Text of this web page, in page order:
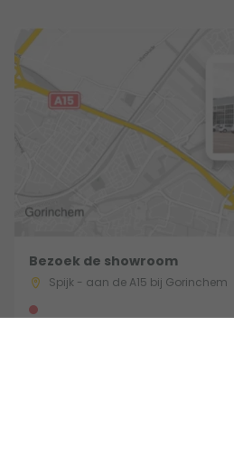
Bezoek de showroom
Spijk - aan de A15 bij Gorinchem